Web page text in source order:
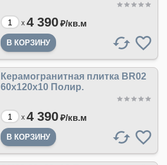
x 4 390₽/кв.м
Керамогранитная плитка BR02
60x120x10 Полир.
x 4 390₽/кв.м